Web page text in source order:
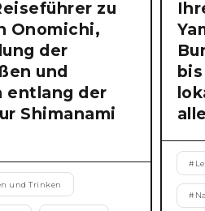
zu
Onomichi,
der
und
entlang der
Shimanami
und Trinken
#
#